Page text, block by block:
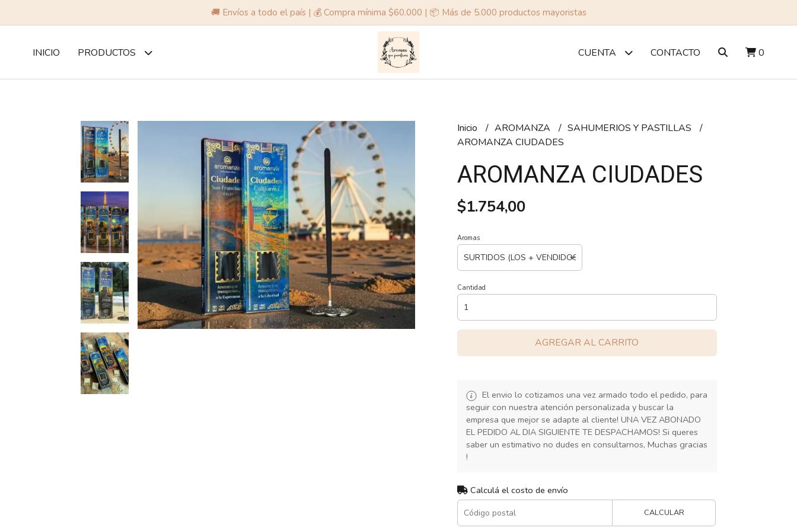
🚚 Envíos a todo el país | 💰 Compra mínima $60.000 | 📦 Más de 5.000 productos mayoristas
INICIO PRODUCTOS CUENTA CONTACTO 0
Inicio AROMANZA
SAHUMERIOS Y PASTILLAS
AROMANZA CIUDADES
AROMANZA CIUDADES
$1.754,00
Aromas
Cantidad
AGREGAR AL CARRITO
El envio lo cotizamos una vez armado todo el pedido, para
seguir con nuestra atención personalizada y buscar la
empresa que mejor se adapte al cliente! UNA VEZ ABONADO
EL PEDIDO AL DIA SIGUIENTE TE DESPACHAMOS! Si queres
saber un estimativo no dudes en consultarnos, Muchas gracias
!
Calculá el costo de envío
CALCULAR